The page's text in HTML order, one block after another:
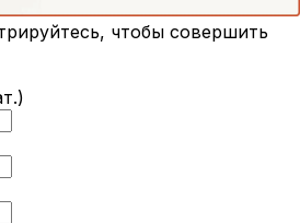
чтобы совершить